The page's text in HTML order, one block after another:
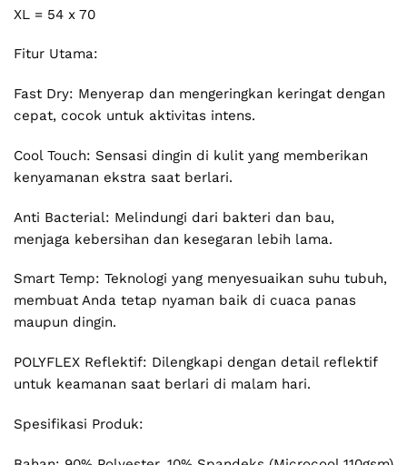
XL = 54 x 70
Fitur Utama:
Fast Dry: Menyerap dan mengeringkan keringat dengan
cepat, cocok untuk aktivitas intens.
Cool Touch: Sensasi dingin di kulit yang memberikan
kenyamanan ekstra saat berlari.
Anti Bacterial: Melindungi dari bakteri dan bau,
menjaga kebersihan dan kesegaran lebih lama.
Smart Temp: Teknologi yang menyesuaikan suhu tubuh,
membuat Anda tetap nyaman baik di cuaca panas
maupun dingin.
POLYFLEX Reflektif: Dilengkapi dengan detail reflektif
untuk keamanan saat berlari di malam hari.
Spesifikasi Produk: